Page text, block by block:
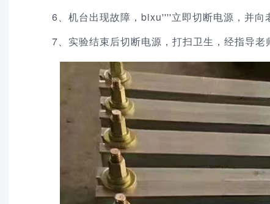
6、机台出现故障，bixu''''立即切断电源，并向
7、实验结束后切断电源，打扫卫生，经指导老